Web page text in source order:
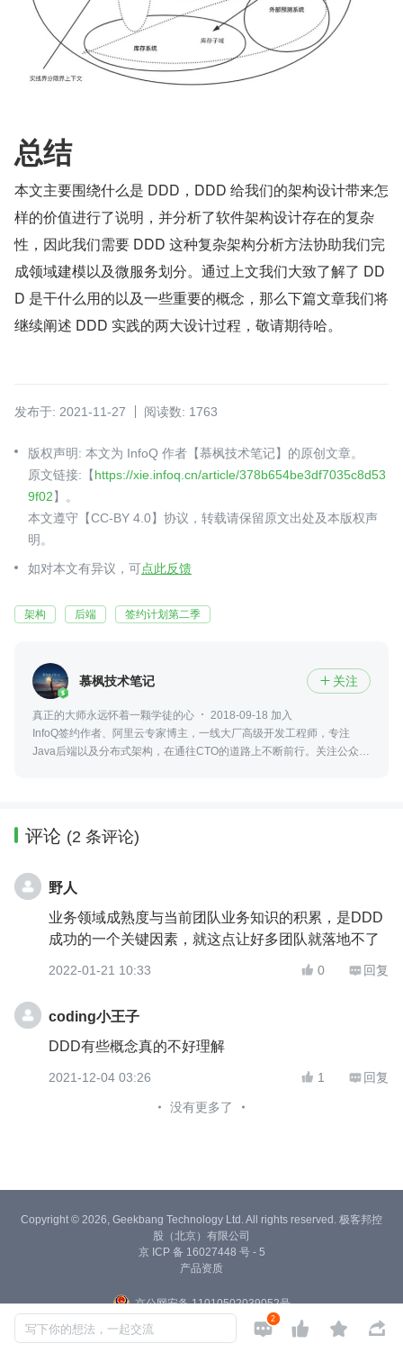
总结
本文主要围绕什么是 DDD，DDD 给我们的架构设计带来怎
样的价值进行了说明，并分析了软件架构设计存在的复杂
性，因此我们需要 DDD 这种复杂架构分析方法协助我们完
成领域建模以及微服务划分。通过上文我们大致了解了 DD
D 是干什么用的以及一些重要的概念，那么下篇文章我们将
继续阐述 DDD 实践的两大设计过程，敬请期待哈。
发布于: 2021-11-27 阅读数: 1763
版权声明: 本文为 InfoQ 作者【慕枫技术笔记】的原创文章。
原文链接:【https://xie.infoq.cn/article/378b654be3df7035c8d53
9f02】。
本文遵守【CC-BY 4.0】协议，转载请保留原文出处及本版权声
明。
如对本文有异议，可点此反馈
架构 后端 签约计划第二季
慕枫技术笔记  关注
真正的大师永远怀着一颗学徒的心
2018-09-18 加入
InfoQ签约作者、阿里云专家博主，一线大厂高级开发工程师，专注
Java后端以及分布式架构，在通往CTO的道路上不断前行。关注公众
评论 (2 条评论)
野人
业务领域成熟度与当前团队业务知识的积累，是DDD
成功的一个关键因素，就这点让好多团队就落地不了
2022-01-21 10:33  0  回复
coding小王子
DDD有些概念真的不好理解
2021-12-04 03:26  1  回复
没有更多了
写下你的想法，一起交流 2   
Copyright © 2026, Geekbang Technology Ltd. All rights reserved. 极客邦控
股（北京）有限公司
京 ICP 备 16027448 号 - 5
产品资质
京公网安备 11010502039052号